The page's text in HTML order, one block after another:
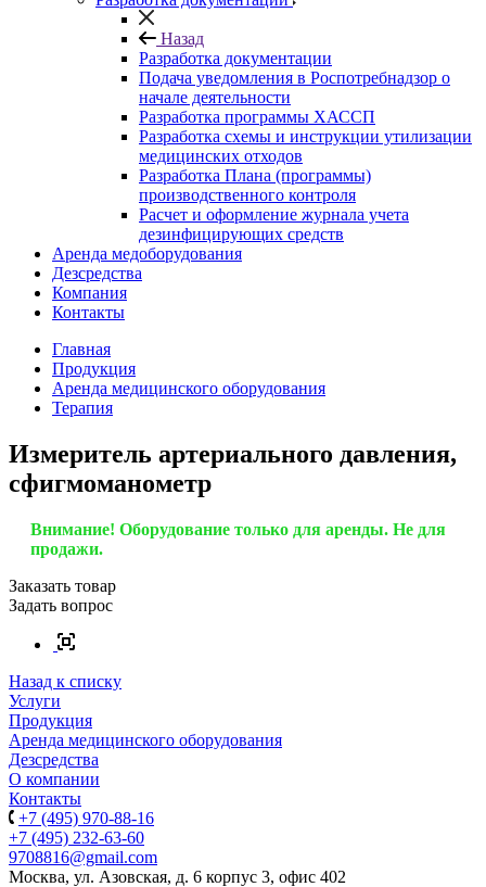
Назад
Разработка документации
Подача уведомления в Роспотребнадзор о
начале деятельности
Разработка программы ХАССП
Разработка схемы и инструкции утилизации
медицинских отходов
Разработка Плана (программы)
производственного контроля
Расчет и оформление журнала учета
дезинфицирующих средств
Аренда медоборудования
Дезсредства
Компания
Контакты
Главная
Продукция
Аренда медицинского оборудования
Терапия
Измеритель артериального давления,
сфигмоманометр
Внимание! Оборудование только для аренды. Не для
продажи.
Заказать товар
Задать вопрос
Назад к списку
Услуги
Продукция
Аренда медицинского оборудования
Дезсредства
О компании
Контакты
+7 (495) 970-88-16
+7 (495) 232-63-60
9708816@gmail.com
Москва, ул. Азовская, д. 6 корпус 3, офис 402